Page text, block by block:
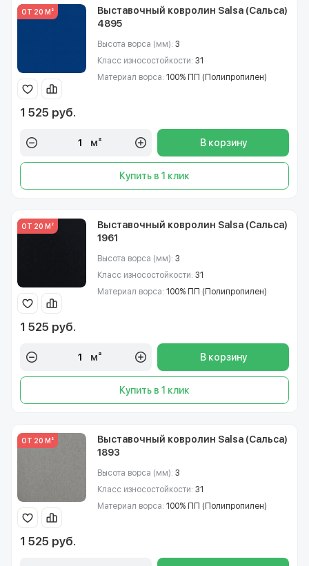
ОТ 20 М²
Выставочный ковролин Salsa (Сальса)
4895
Высота ворса (мм): 3
Класс износостойкости: 31
Материал ворса: 100% ПП (Полипропилен)
1 525 руб.
м² В корзину
Купить в 1 клик
ОТ 20 М²
Выставочный ковролин Salsa (Сальса)
1961
Высота ворса (мм): 3
Класс износостойкости: 31
Материал ворса: 100% ПП (Полипропилен)
1 525 руб.
м² В корзину
Купить в 1 клик
ОТ 20 М²
Выставочный ковролин Salsa (Сальса)
1893
Высота ворса (мм): 3
Класс износостойкости: 31
Материал ворса: 100% ПП (Полипропилен)
1 525 руб.